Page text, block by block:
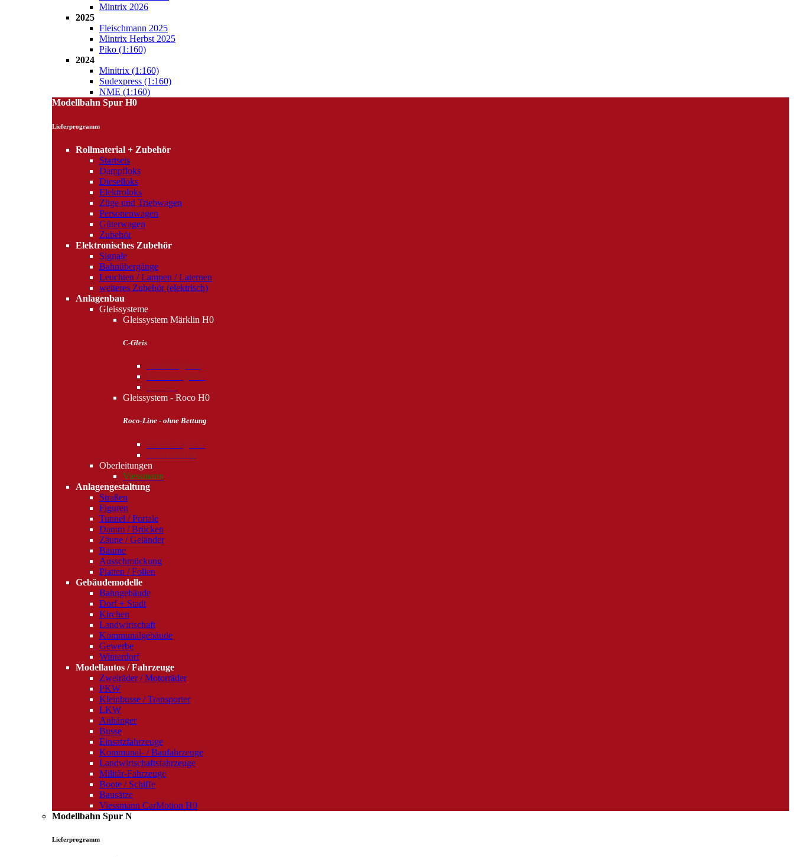
Mintrix 2026
2025
Fleischmann 2025
Mintrix Herbst 2025
Piko (1:160)
2024
Minitrix (1:160)
Sudexpress (1:160)
NME (1:160)
Modellbahn Spur H0
Lieferprogramm
Rollmaterial + Zubehör
Startsets
Dampfloks
Dieselloks
Elektroloks
Züge und Triebwagen
Personenwagen
Güterwagen
Zubehör
Elektronisches Zubehör
Signale
Bahnübergänge
Leuchten / Lampen / Laternen
weiteres Zubehör (elektrisch)
Anlagenbau
Gleissysteme
Gleissystem Märklin H0
C-Gleis
Gleissystem - Roco H0
Roco-Line - ohne Bettung
Oberleitungen
Viessmann
Anlagengestaltung
Straßen
Figuren
Tunnel / Portale
Damm / Brücken
Zäune / Geländer
Bäume
Ausschmückung
Platten / Folien
Gebäudemodelle
Bahngebäude
Dorf + Stadt
Kirchen
Landwirtschaft
Kommunalgebäude
Gewerbe
Winterdorf
Modellautos / Fahrzeuge
Zweiräder / Motorräder
PKW
Kleinbusse / Transporter
LKW
Anhänger
Busse
Einsatzfahrzeuge
Kommunal- / Baufahrzeuge
Landwirtschaftsfahrzeuge
Militär-Fahrzeuge
Boote / Schiffe
Bausätze
Viessmann CarMotion H0
Modellbahn Spur N
Lieferprogramm